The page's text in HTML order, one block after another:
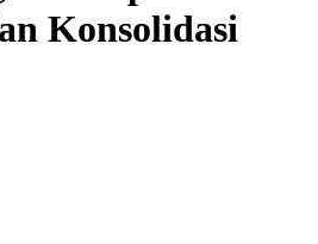
Konsolidasi